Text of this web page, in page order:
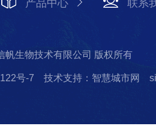
产品中心 联系
帆生物技术有限公司 版权所有
号-7 技术支持：智慧城市网